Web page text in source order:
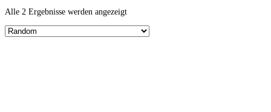
Alle 2 Ergebnisse werden angezeigt